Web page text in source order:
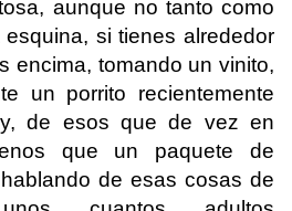
aunque no tanto como
si tienes alrededor
encima, tomando un vinito,
un porrito recientemente
de esos que de vez en
que un paquete de
de esas cosas de